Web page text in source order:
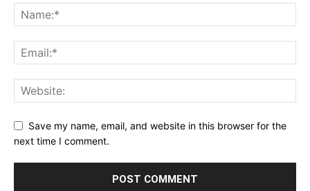
Save my name, email, and website in this browser for the
next time I comment.